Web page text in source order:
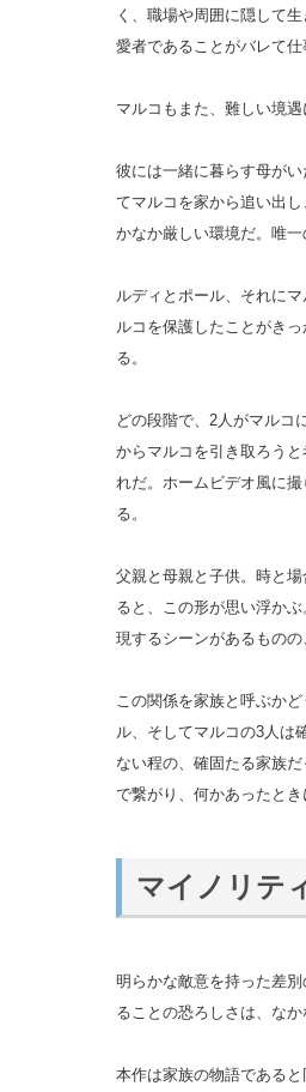
く、職場や周囲に隠して
愛者であることがバレて仕
マルコもまた、難しい境遇
彼には一緒に暮らす母が
てマルコを家から追い出
かなか厳しい環境だ。唯
ルディとポール、それに
ルコを保護したことがき
る。
どの段階で、2人がマルコ
からマルコを引き取ろう
れだ。ホームビデオ風に
る。
父親と母親と子供。時と
ると、この形が思い浮か
現するシーンがあるもの
この関係を家族と呼ぶか
ル、そしてマルコの3人は
ない程の、確固たる家族
で繋がり、何かあったと
マイノリテ
明らかな敵意を持った差
ることの恐ろしさは、なか
本作は家族の物語である